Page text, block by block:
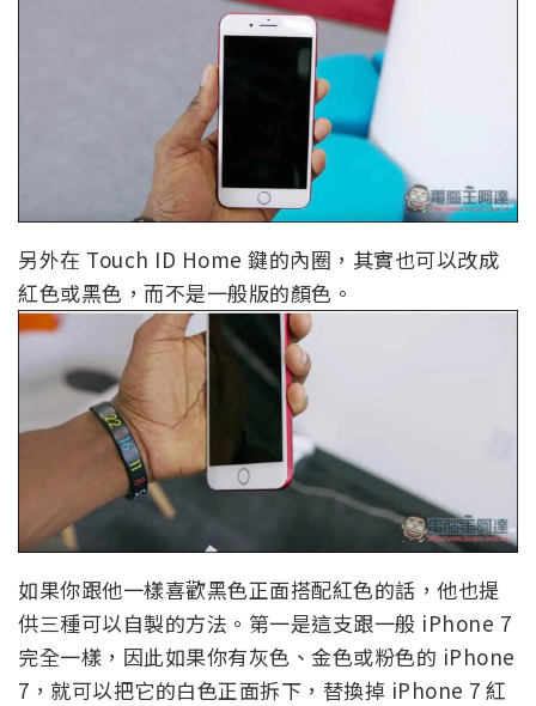
另外在 Touch ID Home 鍵的內圈，其實也可以改成
紅色或黑色，而不是一般版的顏色。
如果你跟他一樣喜歡黑色正面搭配紅色的話，他也提
供三種可以自製的方法。第一是這支跟一般 iPhone 7
完全一樣，因此如果你有灰色、金色或粉色的 iPhone
7，就可以把它的白色正面拆下，替換掉 iPhone 7 紅